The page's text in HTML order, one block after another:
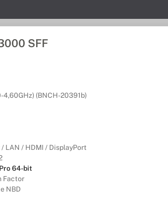
SFF
(BNCH-20391b)
/ LAN / HDMI / DisplayPort
64-bit
Factor
NBD